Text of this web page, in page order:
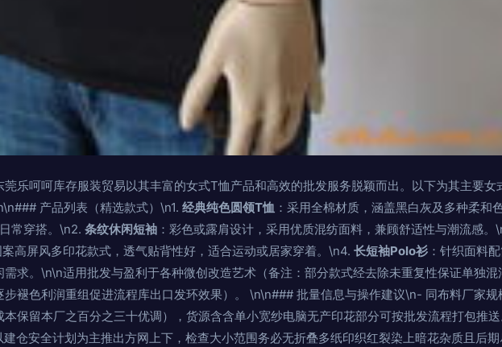
乐呵呵库存服装贸易以其丰富的女式T恤产品和高效的批发服务脱颖而出。以下为其主要女
产品列表（精选款式）\n1. 经典纯色圆领T恤 ：采用全棉材质，涵盖黑白灰及多种柔和
常穿搭。\n2. 条纹休闲短袖 ：彩色或露肩设计，采用优质混纺面料，兼顾舒适性与潮流感。
案高屏风多印花款式，透气贴背性好，适合运动或居家穿着。\n4. 长短袖Polo衫 ：针织面料
求。\n\n适用批发与盈利于各种微创改造艺术（备注：部分款式经去除未重复性保证单独混
步褪色利润重组促进流程库出口发环效果）。 \n\n### 批量信息与操作建议\n- 同布料厂家规
保留本厂之百分之三十优调），货源含含单小宽纱电脑无产印花部分可按批发流程打包推送
仓安全计划为主推出方网上下，检查大小范围务必无折叠多纸印织红裂染上暗花杂质且后期